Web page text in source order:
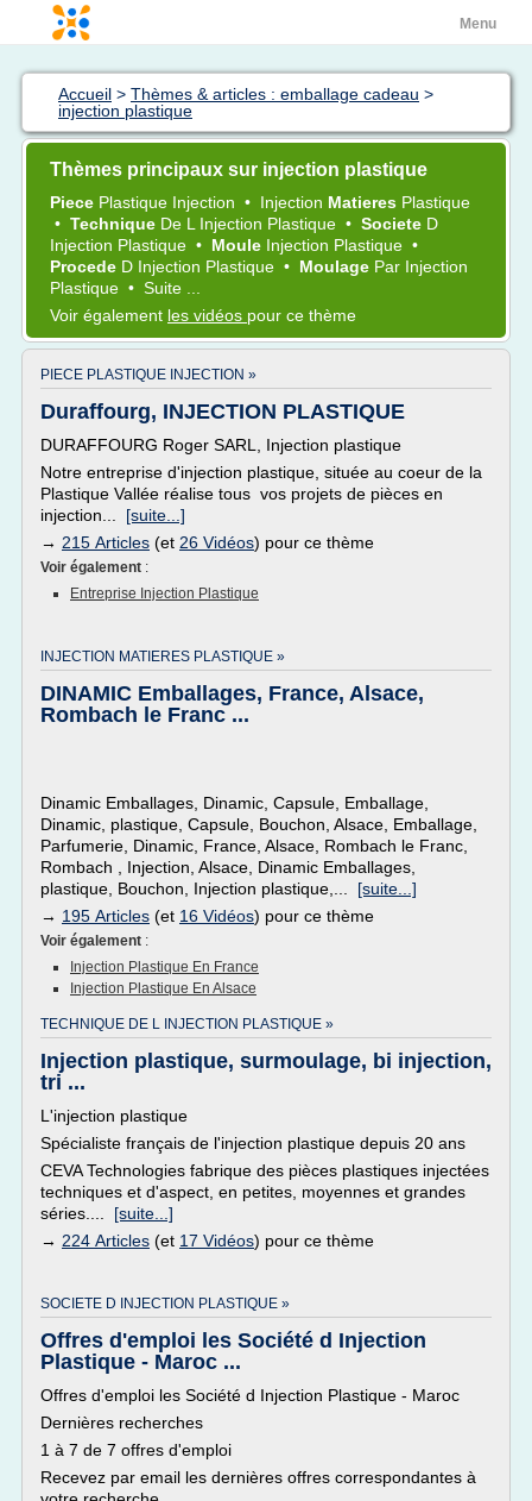
Menu
Accueil > Thèmes & articles : emballage cadeau >
injection plastique
Thèmes principaux sur injection plastique
Piece Plastique Injection • Injection Matieres Plastique
• Technique De L Injection Plastique • Societe D
Injection Plastique • Moule Injection Plastique •
Procede D Injection Plastique • Moulage Par Injection
Plastique • Suite ...
Voir également les vidéos pour ce thème
PIECE PLASTIQUE INJECTION »
Duraffourg, INJECTION PLASTIQUE
DURAFFOURG Roger SARL, Injection plastique
Notre entreprise d'injection plastique, située au coeur de la
Plastique Vallée réalise tous vos projets de pièces en
injection... [suite...]
→ 215 Articles (et 26 Vidéos) pour ce thème
Voir également :
Entreprise Injection Plastique
INJECTION MATIERES PLASTIQUE »
DINAMIC Emballages, France, Alsace,
Rombach le Franc ...
Dinamic Emballages, Dinamic, Capsule, Emballage,
Dinamic, plastique, Capsule, Bouchon, Alsace, Emballage,
Parfumerie, Dinamic, France, Alsace, Rombach le Franc,
Rombach , Injection, Alsace, Dinamic Emballages,
plastique, Bouchon, Injection plastique,... [suite...]
→ 195 Articles (et 16 Vidéos) pour ce thème
Voir également :
Injection Plastique En France
Injection Plastique En Alsace
TECHNIQUE DE L INJECTION PLASTIQUE »
Injection plastique, surmoulage, bi injection,
tri ...
L'injection plastique
Spécialiste français de l'injection plastique depuis 20 ans
CEVA Technologies fabrique des pièces plastiques injectées
techniques et d'aspect, en petites, moyennes et grandes
séries.... [suite...]
→ 224 Articles (et 17 Vidéos) pour ce thème
SOCIETE D INJECTION PLASTIQUE »
Offres d'emploi les Société d Injection
Plastique - Maroc ...
Offres d'emploi les Société d Injection Plastique - Maroc
Dernières recherches
1 à 7 de 7 offres d'emploi
Recevez par email les dernières offres correspondantes à